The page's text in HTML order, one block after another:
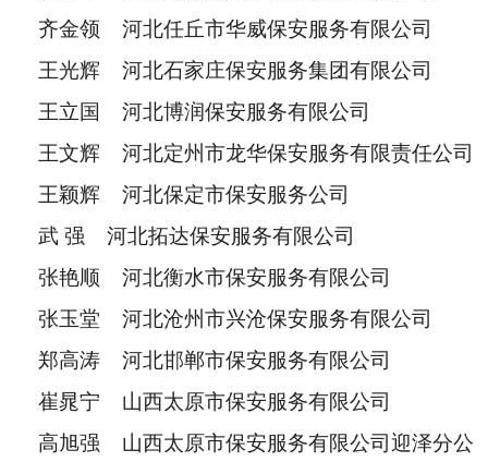
齐金领 河北任丘市华威保安服务有限公司
王光辉 河北石家庄保安服务集团有限公司
王立国 河北博润保安服务有限公司
王文辉 河北定州市龙华保安服务有限责任公司
王颖辉 河北保定市保安服务公司
武 强 河北拓达保安服务有限公司
张艳顺 河北衡水市保安服务有限公司
张玉堂 河北沧州市兴沧保安服务有限公司
郑高涛 河北邯郸市保安服务有限公司
崔晁宁 山西太原市保安服务有限公司
高旭强 山西太原市保安服务有限公司迎泽分公